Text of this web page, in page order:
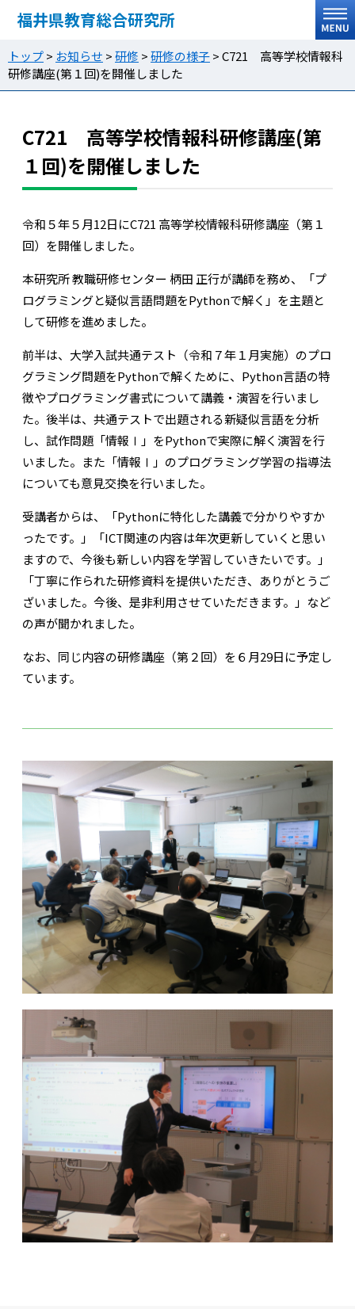
福井県教育総合研究所
トップ> お知らせ >研修 >研修の様子>C721 高等学校情報科
研修講座(第１回)を開催しました
C721 高等学校情報科研修講座(第
１回)を開催しました
令和５年５月12日にC721 高等学校情報科研修講座（第１
回）を開催しました。
本研究所 教職研修センター 柄田 正行が講師を務め、「プ
ログラミングと疑似言語問題をPythonで解く」を主題と
して研修を進めました。
前半は、大学入試共通テスト（令和７年１月実施）のプロ
グラミング問題をPythonで解くために、Python言語の特
徴やプログラミング書式について講義・演習を行いまし
た。後半は、共通テストで出題される新疑似言語を分析
し、試作問題「情報Ⅰ」をPythonで実際に解く演習を行
いました。また「情報Ⅰ」のプログラミング学習の指導法
についても意見交換を行いました。
受講者からは、「Pythonに特化した講義で分かりやすか
ったです。」「ICT関連の内容は年次更新していくと思い
ますので、今後も新しい内容を学習していきたいです。」
「丁寧に作られた研修資料を提供いただき、ありがとうご
ざいました。今後、是非利用させていただきます。」など
の声が聞かれました。
なお、同じ内容の研修講座（第２回）を６月29日に予定し
ています。